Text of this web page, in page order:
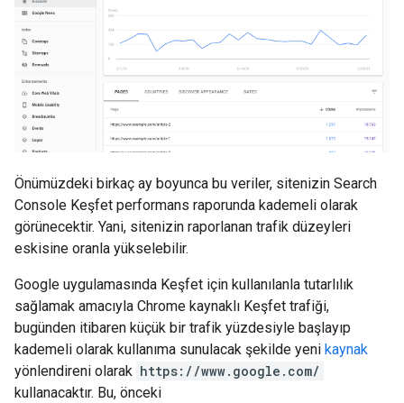
Önümüzdeki birkaç ay boyunca bu veriler, sitenizin Search
Console Keşfet performans raporunda kademeli olarak
görünecektir. Yani, sitenizin raporlanan trafik düzeyleri
eskisine oranla yükselebilir.
Google uygulamasında Keşfet için kullanılanla tutarlılık
sağlamak amacıyla Chrome kaynaklı Keşfet trafiği,
bugünden itibaren küçük bir trafik yüzdesiyle başlayıp
kademeli olarak kullanıma sunulacak şekilde yeni kaynak
yönlendireni olarak https://www.google.com/
kullanacaktır. Bu, önceki